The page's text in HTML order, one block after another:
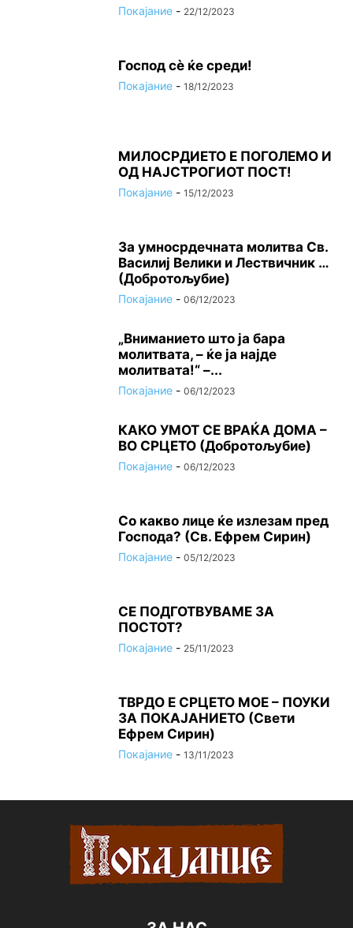
Покајание - 22/12/2023
Господ сѐ ќе среди!
Покајание - 18/12/2023
МИЛОСРДИЕТО Е ПОГОЛЕМО И
ОД НАЈСТРОГИОТ ПОСТ!
Покајание - 15/12/2023
За умносрдечната молитва Св.
Василиј Велики и Лествичник …
(Добротољубие)
Покајание - 06/12/2023
„Вниманието што jа бара
молитвата, – ќе jа најде
молитвата!“ –...
Покајание - 06/12/2023
КАКО УМОТ СЕ ВРАЌА ДОМА –
ВО СРЦЕТО (Добротољубие)
Покајание - 06/12/2023
Со какво лице ќе излезам пред
Господа? (Св. Ефрем Сирин)
Покајание - 05/12/2023
СЕ ПОДГОТВУВАМЕ ЗА
ПОСТОТ?
Покајание - 25/11/2023
ТВРДО Е СРЦЕТО МОЕ – ПОУКИ
ЗА ПОКАЈАНИЕТО (Свети
Ефрем Сирин)
Покајание - 13/11/2023